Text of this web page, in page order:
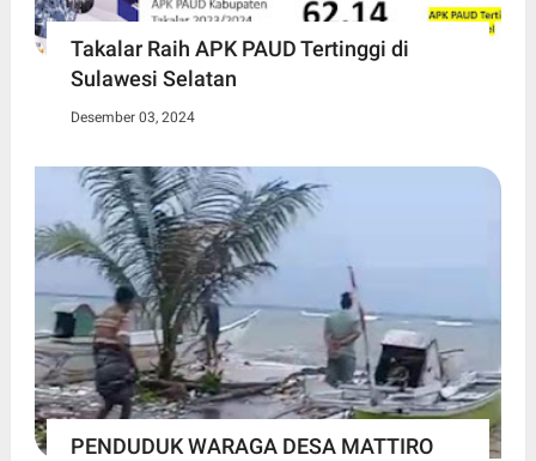
Takalar Raih APK PAUD Tertinggi di
Sulawesi Selatan
Desember 03, 2024
PENDUDUK WARAGA DESA MATTIRO